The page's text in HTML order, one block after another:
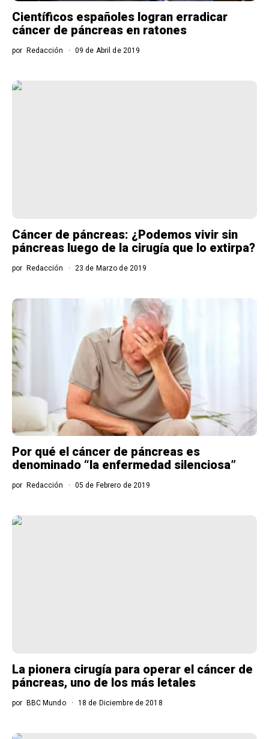
Científicos españoles logran erradicar
cáncer de páncreas en ratones
por Redacción 09 de Abril de 2019
Cáncer de páncreas: ¿Podemos vivir sin
páncreas luego de la cirugía que lo extirpa?
por Redacción 23 de Marzo de 2019
Por qué el cáncer de páncreas es
denominado “la enfermedad silenciosa”
por Redacción 05 de Febrero de 2019
La pionera cirugía para operar el cáncer de
páncreas, uno de los más letales
por BBC Mundo 18 de Diciembre de 2018